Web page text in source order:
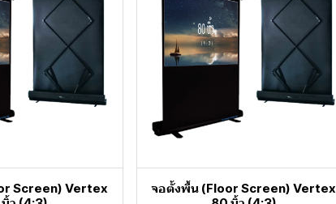
Screen) Vertex
จอตั้งพื้น (Floor Screen) Vertex